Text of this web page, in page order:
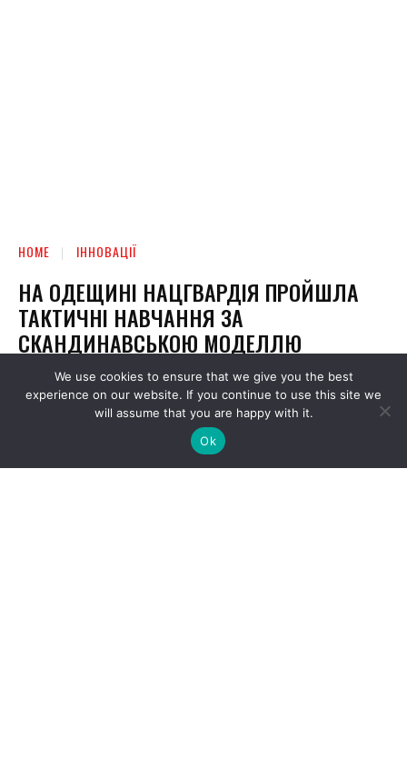
We use cookies to ensure that we give you the best
experience on our website. If you continue to use this site we
will assume that you are happy with it.
Ok